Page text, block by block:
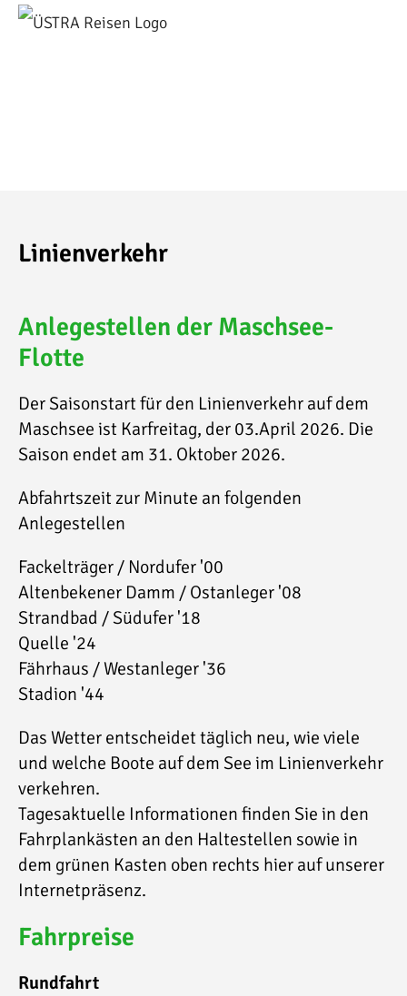
Skip
Linienverkehr
Anlegestellen der Maschsee-
Flotte
Der Saisonstart für den Linienverkehr auf dem
Maschsee ist Karfreitag, der 03.April 2026. Die
Saison endet am 31. Oktober 2026.
Abfahrtszeit zur Minute an folgenden
Anlegestellen
Fackelträger / Nordufer '00
Altenbekener Damm / Ostanleger '08
Strandbad / Südufer '18
Quelle '24
Fährhaus / Westanleger '36
Stadion '44
Das Wetter entscheidet täglich neu, wie viele
und welche Boote auf dem See im Linienverkehr
verkehren.
Tagesaktuelle Informationen finden Sie in den
Fahrplankästen an den Haltestellen sowie in
dem grünen Kasten oben rechts hier auf unserer
Internetpräsenz.
Fahrpreise
Rundfahrt